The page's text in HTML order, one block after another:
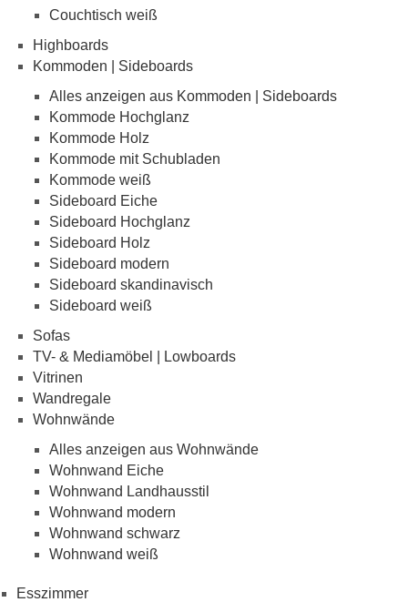
Couchtisch weiß
Highboards
Kommoden | Sideboards
Alles anzeigen aus Kommoden | Sideboards
Kommode Hochglanz
Kommode Holz
Kommode mit Schubladen
Kommode weiß
Sideboard Eiche
Sideboard Hochglanz
Sideboard Holz
Sideboard modern
Sideboard skandinavisch
Sideboard weiß
Sofas
TV- & Mediamöbel | Lowboards
Vitrinen
Wandregale
Wohnwände
Alles anzeigen aus Wohnwände
Wohnwand Eiche
Wohnwand Landhausstil
Wohnwand modern
Wohnwand schwarz
Wohnwand weiß
Esszimmer